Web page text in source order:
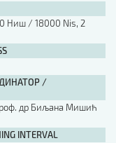
Ниш / 18000 Nis, 2
/
др Биљана Мишић
INTERVAL